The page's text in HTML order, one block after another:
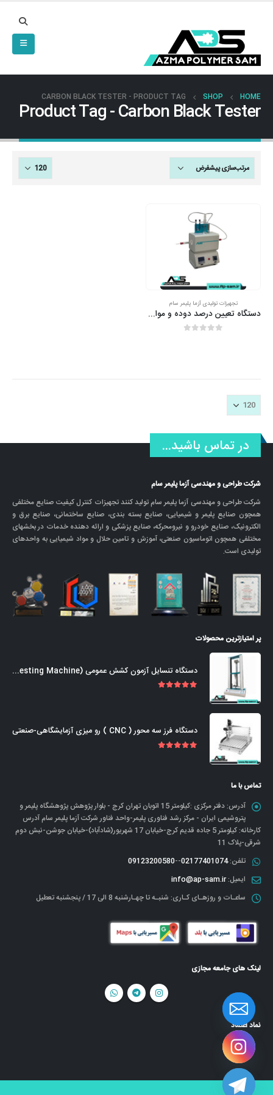
HOME
SHOP
PRODUCT TAG -
CARBON BLACK TESTER
Product Tag - Carbon Black Tester
تجهیزات تولیدی آزما پلیمر سام
دستگاه تعیین درصد دوده و مواد معدنی
در تماس باشید...
شرکت طراحی و مهندسی آزما پلیمر سام
شرکت طراحی و مهندسی آزما پلیمر سام تولید کنند تجهیزات کنترل کیفیت صنایع مختلفی
همچون صنایع پلیمر و شیمیایی، صنایع بسته بندی، صنایع ساختمانی، صنایع برق و
الکترونیک، صنایع خودرو و نیرومحرکه، صنایع پزشکی و ارائه دهنده خدمات در بخشهای
مختلفی همچون اتوماسیون صنعتی، آموزش و تامین حلال و مواد شیمیایی به واحدهای
تولیدی است.
پر امتیازترین محصولات
دستگاه تنسایل آزمون کشش عمومی (Universal Tensile Testing Machine)
دستگاه فرز سه محور ( CNC ) رو میزی آزمایشگاهی-صنعتی
تماس با ما
آدرس:
دفتر مرکزی :کیلومتر 15 اتوبان تهران کرج - بلوار پژوهش پژوهشگاه پلیمر و
پتروشیمی ایران - مرکز رشد فناوری پلیمر-واحد فناور شرکت آزما پلیمر سام آدرس
کارخانه: کیلومتر 5 جاده قدیم کرج-خیابان 17 شهریور(شادآباد)-خیابان جوشن-نبش دوم
شرقی-پلاک 11
تلفن:02177401074
--
09123200580
ایمیل:info@ap-sam.ir
ساعـات و روزهـای کـاری: شنبـه تا چهـارشنبه 8 الی 17 / پنجشنبه تعطیل
لینک های جامعه مجازی
نماد اعتماد